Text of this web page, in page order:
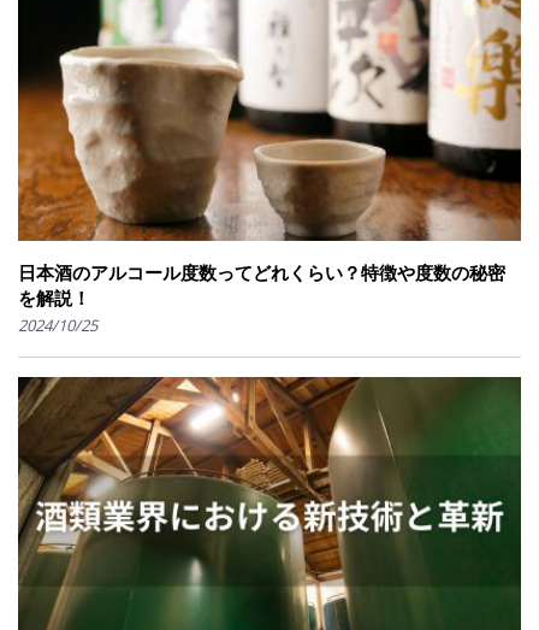
日本酒のアルコール度数ってどれくらい？特徴や度数の秘密
を解説！
2024/10/25